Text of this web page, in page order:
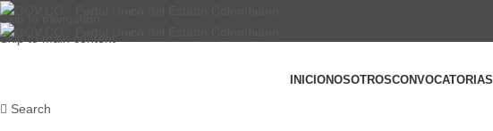
Skip to navigation
Skip to main content
INICIONOSOTROSCONVOCATORIAS
Search